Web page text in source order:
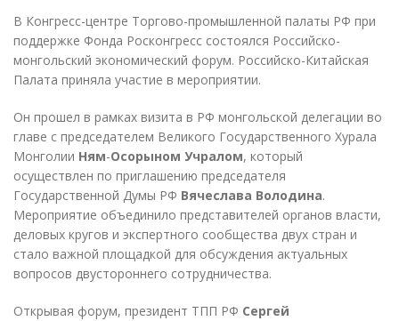
В Конгресс-центре Торгово-промышленной палаты РФ при
поддержке Фонда Росконгресс состоялся Российско-
монгольский экономический форум. Российско-Китайская
Палата приняла участие в мероприятии.
Он прошел в рамках визита в РФ монгольской делегации во
главе с председателем Великого Государственного Хурала
Монголии Ням-Осорыном Учралом, который
осуществлен по приглашению председателя
Государственной Думы РФ Вячеслава Володина.
Мероприятие объединило представителей органов власти,
деловых кругов и экспертного сообщества двух стран и
стало важной площадкой для обсуждения актуальных
вопросов двустороннего сотрудничества.
Открывая форум, президент ТПП РФ Сергей